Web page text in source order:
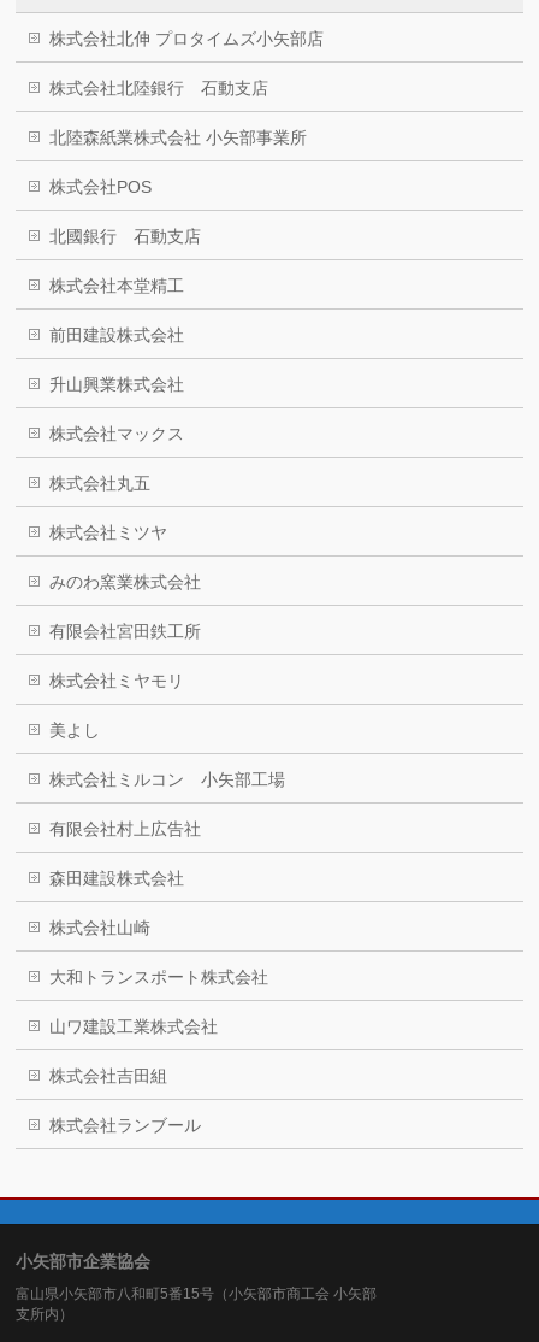
株式会社北伸 プロタイムズ小矢部店
株式会社北陸銀行 石動支店
北陸森紙業株式会社 小矢部事業所
株式会社POS
北國銀行 石動支店
株式会社本堂精工
前田建設株式会社
升山興業株式会社
株式会社マックス
株式会社丸五
株式会社ミツヤ
みのわ窯業株式会社
有限会社宮田鉄工所
株式会社ミヤモリ
美よし
株式会社ミルコン 小矢部工場
有限会社村上広告社
森田建設株式会社
株式会社山崎
大和トランスポート株式会社
山ワ建設工業株式会社
株式会社吉田組
株式会社ランブール
小矢部市企業協会
富山県小矢部市八和町5番15号（小矢部市商工会 小矢部
支所内）